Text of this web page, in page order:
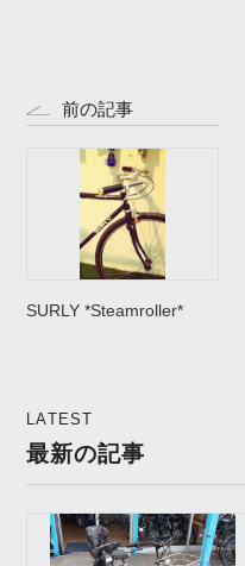
前の記事
SURLY *Steamroller*
LATEST
最新の記事